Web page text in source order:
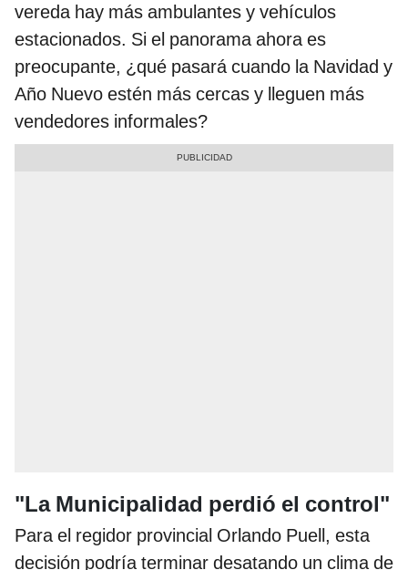
vereda hay más ambulantes y vehículos
estacionados. Si el panorama ahora es
preocupante, ¿qué pasará cuando la Navidad y
Año Nuevo estén más cercas y lleguen más
vendedores informales?
"La Municipalidad perdió el control"
Para el regidor provincial Orlando Puell, esta
decisión podría terminar desatando un clima de